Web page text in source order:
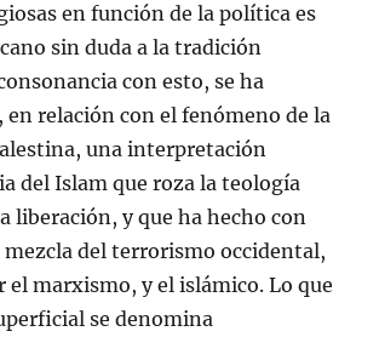
en función de la política es
sin duda a la tradición
con esto, se ha
en relación con el fenómeno de la
una interpretación
del Islam que roza la teología
liberación, y que ha hecho con
del terrorismo occidental,
el marxismo, y el islámico. Lo que
se denomina